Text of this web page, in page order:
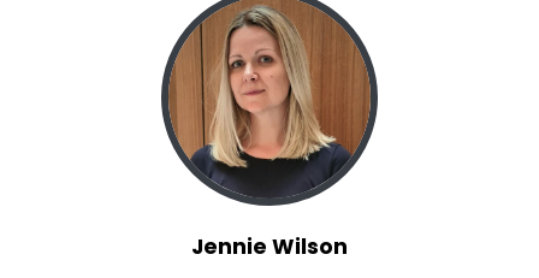
Jennie Wilson